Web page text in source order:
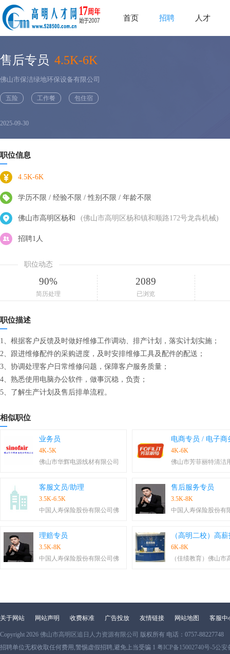
首页 招聘 人才
售后专员 4.5K-6K
佛山市保洁绿地环保设备有限公司
五险 工作餐 包住宿
2025-09-30
职位信息
4.5K-6K
学历不限 / 经验不限 / 性别不限 / 年龄不限
佛山市高明区杨和 (佛山市高明区杨和镇和顺路172号龙犇机械)
招聘1人
职位动态
90%
简历处理
2089
已浏览
职位描述
1、根据客户反馈及时做好维修工作调动、排产计划，落实计划实施；
2、跟进维修配件的采购进度，及时安排维修工具及配件的配送；
3、协调处理客户日常维修问题，保障客户服务质量；
4、熟悉使用电脑办公软件，做事沉稳，负责；
5、了解生产计划及售后排单流程。
相似职位
业务员
4K-5K
佛山市华辉电源线材有限公司
电商专员 / 电子商
4K-6K
佛山市芳菲丽特清洁
客服文员/助理
3.5K-6.5K
中国人寿保险股份有限公司佛
售后服务专员
3.5K-8K
中国人寿保险股份有
理赔专员
3.5K-8K
中国人寿保险股份有限公司佛
（高明二校）高
6K-8K
（佳绩教育）佛山市
关于网站 网站声明 收费标准 广告投放 友情链接 网站地图 客服中
Copyright 2026 佛山市高明区追日人力资源有限公司 版权所有 电话：0757-88227748
招聘单位无权收取任何费用,警惕虚假招聘,避免上当受骗 1 粤ICP备15002740号-5公安